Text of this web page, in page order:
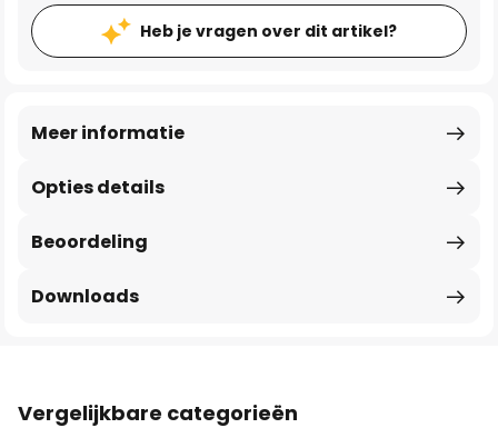
Heb je vragen over dit artikel?
Opties details
Meer informatie
Beoordeling
Downloads
Vergelijkbare categorieën